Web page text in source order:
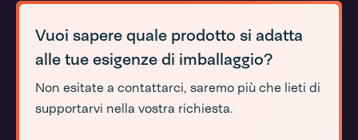
Vuoi sapere quale prodotto si adatta
alle tue esigenze di imballaggio?
Non esitate a contattarci, saremo più che lieti di
supportarvi nella vostra richiesta.